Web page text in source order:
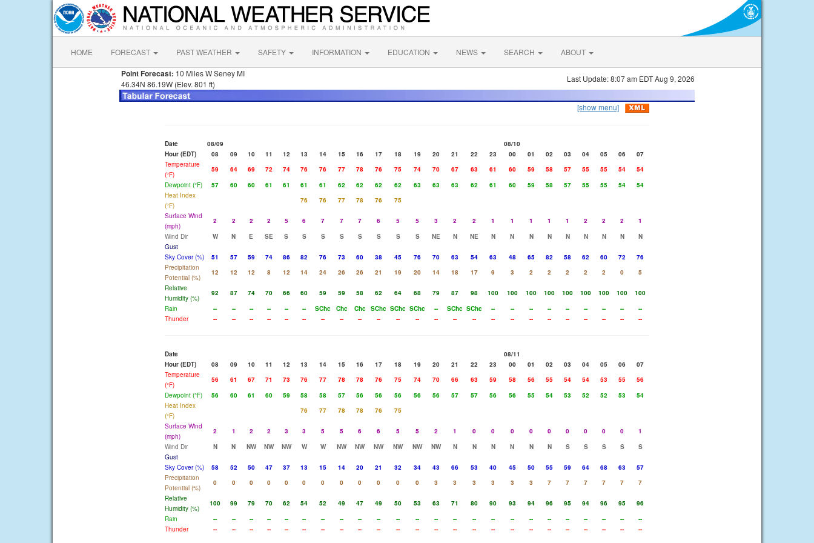
HOME FORECAST PAST WEATHER SAFETY INFORMATION EDUCATION NEWS SEARCH ABOUT
Point Forecast: 10 Miles W Seney MI
46.34N 86.19W (Elev. 801 ft)
Last Update: 8:07 am EDT Aug 9, 2026
[show menu]
Date 08/09
08/10
Hour (EDT)
08 09 10 11 12 13 14 15 16 17 18 19 20 21 22 23 00 01 02 03 04 05 06
07
Temperature
(°F)
59 64 69 72 74 76 76 77 78 76 75 74 70 67 63 61 60 59 58 57 55 55 54
54
Dewpoint (°F)
57 60 60 61 61 61 61 62 62 62 62 63 63 63 62 61 60 59 58 57 55 55 54
54
Heat Index
(°F)
76 76 77 78 76
75
Surface Wind
(mph)
2 2 2 2 5 6 7 7 7 6 5 5 3 2 2 1 1 1 1 1 2 2 2
1
Wind Dir
W N E SE S S S S S S S S NE N NE N N N N N N N N
N
Gust
Sky Cover (%)
51 57 59 74 86 82 76 73 60 38 45 76 70 63 54 63 48 65 82 58 62 60 72
76
Precipitation
Potential (%)
12 12 12 8 12 14 24 26 26 21 19 20 14 18 17 9 3 2 2 2 2 2 0
5
Relative
Humidity (%)
92 87 74 70 66 60 59 59 58 62 64 68 79 87 98 100 100 100 100 100 100 100 100
100
Rain
-- -- -- -- -- -- SChc Chc Chc SChc SChc SChc -- SChc SChc -- -- -- -- -- -- -- --
--
Thunder
-- -- -- -- -- -- -- -- -- -- -- -- -- -- -- -- -- -- -- -- -- -- -- --
Date
08/11
Hour (EDT)
08 09 10 11 12 13 14 15 16 17 18 19 20 21 22 23 00 01 02 03 04 05 06
07
Temperature
(°F)
56 61 67 71 73 76 77 78 78 76 75 74 70 66 63 59 58 56 55 54 54 53 55
56
Dewpoint (°F)
56 60 61 60 59 58 58 57 56 56 56 56 56 57 57 56 56 55 54 53 52 52 53
54
Heat Index
(°F)
76 77 78 78 76
75
Surface Wind
(mph)
2 1 2 2 3 3 5 5 6 6 5 5 2 1 0 0 0 0 0 0 0 0 0
1
Wind Dir
N N NW NW NW W W NW NW NW NW NW NW N N N N N N S S S S
S
Gust
Sky Cover (%)
58 52 50 47 37 13 15 14 20 21 32 34 43 66 53 40 45 50 55 59 64 68 63
57
Precipitation
Potential (%)
0 0 0 0 0 0 0 0 0 0 0 0 3 3 3 3 3 3 7 7 7 7 7
7
Relative
Humidity (%)
100 99 79 70 62 54 52 49 47 49 50 53 63 71 80 90 93 94 96 95 94 96 95
96
Rain
-- -- -- -- -- -- -- -- -- -- -- -- -- -- -- -- -- -- -- -- -- -- --
--
Thunder
-- -- -- -- -- -- -- -- -- -- -- -- -- -- -- -- -- -- -- -- -- -- -- --